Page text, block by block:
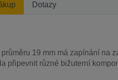
Dotazy
19 mm má zapínání na
připevnit různé bižuterní